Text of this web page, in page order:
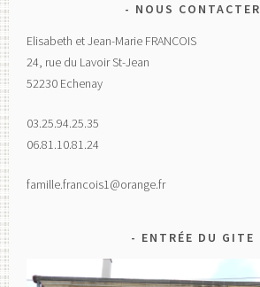
NOUS CONTACTER
Elisabeth et Jean-Marie FRANCOIS
24, rue du Lavoir St-Jean
52230 Echenay
03.25.94.25.35
06.81.10.81.24
famille.francois1@orange.fr
ENTRÉE DU GITE